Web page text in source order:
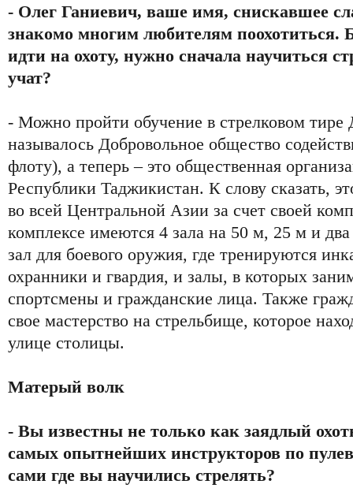
- Олег Ганиевич, ваше имя, снискавшее
знакомо многим любителям поохотиться.
идти на охоту, нужно сначала научиться
учат?
- Можно пройти обучение в стрелковом
называлось Добровольное общество
флоту), а теперь – это общественная
Республики Таджикистан. К слову сказать,
во всей Центральной Азии за счет своей
комплексе имеются 4 зала на 50 м, 25 м и
зал для боевого оружия, где тренируются
охранники и гвардия, и залы, в которых
спортсмены и гражданские лица. Также
свое мастерство на стрельбище, которое
улице столицы.
Матерый волк
- Вы известны не только как заядлый
самых опытнейших инструкторов по
сами где вы научились стрелять?